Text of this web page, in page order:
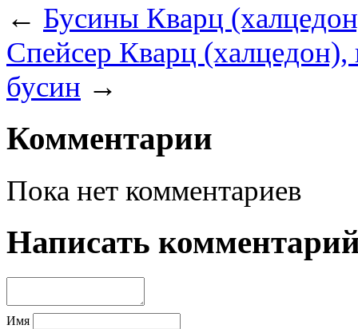
← Бусины Кварц
Спейсер Кварц
бусин →
Комментарии
Пока нет комментариев
Написать
Имя